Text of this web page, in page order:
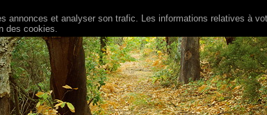
annonces et analyser son trafic. Les informations relatives à
des cookies.